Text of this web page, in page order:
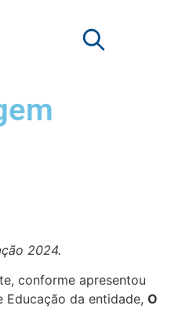
2024.
conforme apresentou
Educação da entidade, O